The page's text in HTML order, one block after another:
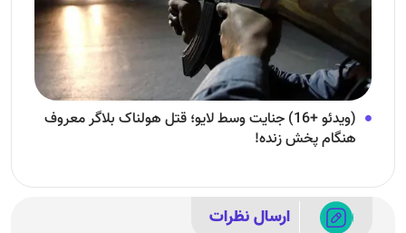
(ویدئو +16) جنایت وسط لایو؛ قتل هولناک بلاگر معروف
هنگام پخش زنده!
ارسال نظرات